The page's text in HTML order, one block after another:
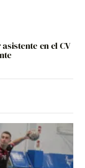
en el CV